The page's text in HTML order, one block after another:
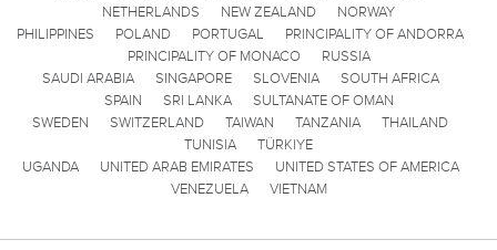
NETHERLANDS
NEW ZEALAND
NORWAY
PHILIPPINES
POLAND PORTUGAL
PRINCIPALITY OF ANDORRA
PRINCIPALITY OF MONACO
RUSSIA
SAUDI ARABIA
SINGAPORE SLOVENIA
SOUTH AFRICA
SPAIN
SRI LANKA
SULTANATE OF OMAN
SWEDEN
SWITZERLAND TAIWAN TANZANIA
THAILAND
TUNISIA
TÜRKIYE
UGANDA
UNITED ARAB EMIRATES
UNITED STATES OF AMERICA
VENEZUELA
VIETNAM